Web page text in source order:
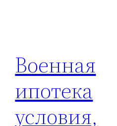
Военная
ипотека
условия,